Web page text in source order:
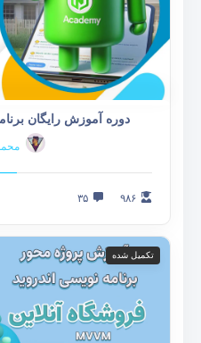
دوره آموزش رایگان
۹۸۶ ۳۵
تکمیل شده